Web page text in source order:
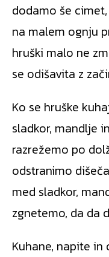
dodamo še
na malem ognju
hruški malo ne
se odišavita z
Ko se hruške
sladkor, mandlje
razrežemo po
odstranimo
med sladkor,
zgnetemo, da da
Kuhane, napite